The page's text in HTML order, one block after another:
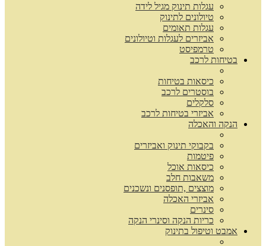
עגלות תינוק מגיל לידה
טיולונים לתינוק
עגלות תאומים
אביזרים לעגלות וטיולונים
טרמפיסט
בטיחות לרכב
כיסאות בטיחות
בוסטרים לרכב
סלקלים
אביזרי בטיחות לרכב
הנקה והאכלה
בקבוקי תינוק ואביזרים
פיטמות
כיסאות אוכל
משאבות חלב
מוצצים ,תופסנים ונשכנים
אביזרי האכלה
סינרים
כריות הנקה וסינרי הנקה
אמבט וטיפול בתינוק